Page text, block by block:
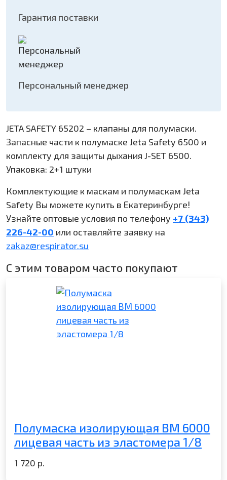
Гарантия поставки
Персональный менеджер
JETA SAFETY 65202 – клапаны для полумаски.
Запасные части к полумаске Jeta Safety 6500 и
комплекту для защиты дыхания J-SET 6500.
Упаковка: 2+1 штуки
Комплектующие к маскам и полумаскам Jeta
Safety Вы можете купить в Екатеринбурге!
Узнайте оптовые условия по телефону +7 (343)
226-42-00 или оставляйте заявку на
zakaz@respirator.su
С этим товаром часто покупают
Полумаска изолирующая ВМ 6000
лицевая часть из эластомера 1/8
1 720 р.